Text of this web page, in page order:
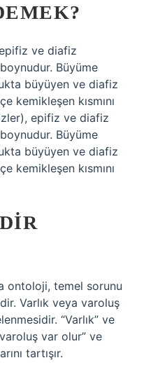
ve diafiz
Büyüme
büyüyen ve diafiz
kemikleşen kısmını
epifiz ve diafiz
Büyüme
büyüyen ve diafiz
kemikleşen kısmını
ontoloji, temel sorunu
Varlık veya varoluş
“Varlık” ve
var olur” ve
tartışır.